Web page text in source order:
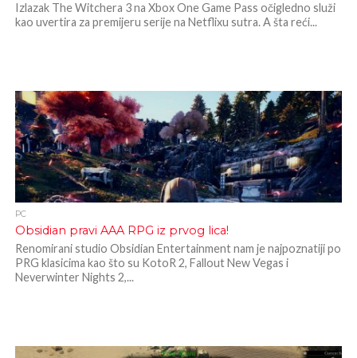
Izlazak The Witchera 3 na Xbox One Game Pass očigledno služi
kao uvertira za premijeru serije na Netflixu sutra. A šta reći...
PC
Obsidian pravi AAA RPG iz prvog lica!
Renomirani studio Obsidian Entertainment nam je najpoznatiji po
PRG klasicima kao što su KotoR 2, Fallout New Vegas i
Neverwinter Nights 2,...